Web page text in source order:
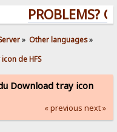
PROBLEMS?
» Other languages»
de HFS
Download tray icon
« previous next »